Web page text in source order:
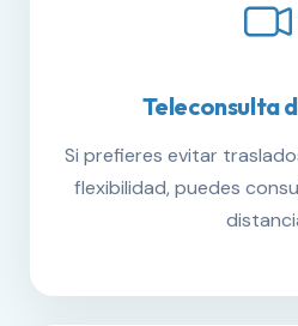
Teleconsulta
Si prefieres evitar
flexibilidad, puedes